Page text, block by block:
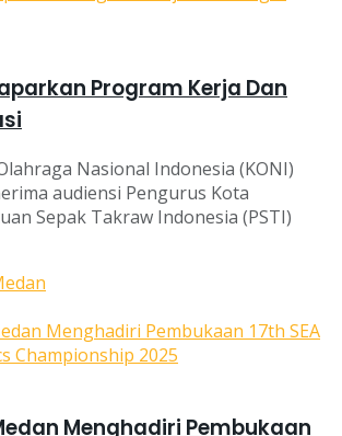
Program Kerja Dan
Nasional Indonesia (KONI)
audiensi Pengurus Kota
Sepak Takraw Indonesia (PSTI)
Menghadiri Pembukaan